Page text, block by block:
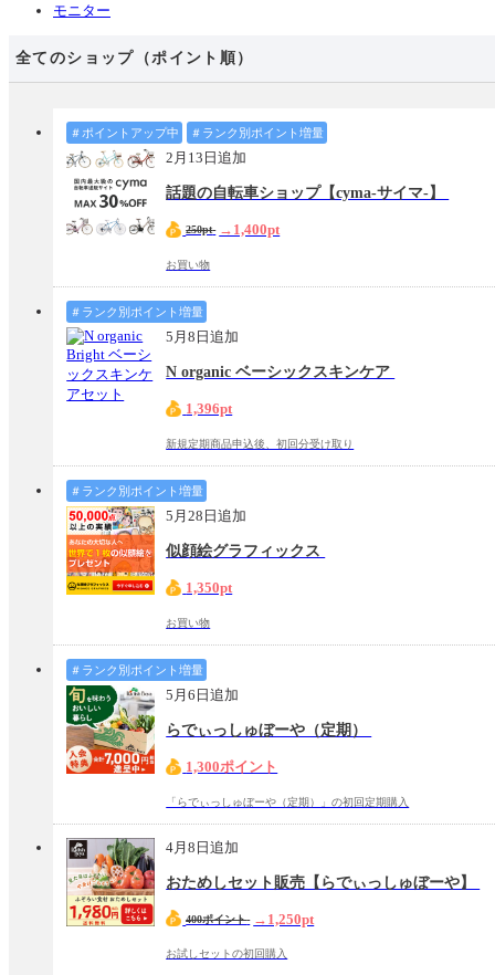
モニター
全てのショップ（ポイント順）
＃ポイントアップ中 ＃ランク別ポイント増量
2月13日追加
話題の自転車ショップ【cyma-サイマ-】
250pt →1,400pt
お買い物
＃ランク別ポイント増量
5月8日追加
N organic ベーシックスキンケア
1,396pt
新規定期商品申込後、初回分受け取り
＃ランク別ポイント増量
5月28日追加
似顔絵グラフィックス
1,350pt
お買い物
＃ランク別ポイント増量
5月6日追加
らでぃっしゅぼーや（定期）
1,300ポイント
「らでぃっしゅぼーや（定期）」の初回定期購入
4月8日追加
おためしセット販売【らでぃっしゅぼーや】
400ポイント →1,250pt
お試しセットの初回購入